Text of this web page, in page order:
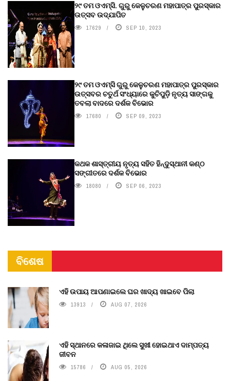
୨୯ ତମ ଓଏମ୍‌ସି. ଗୁରୁ କେଳୁଚରଣ ମହାପାତ୍ର ପୁରସ୍କାର
ଉତ୍ସବ ଉଦ୍‍ଯାପିତ
17629 SEP 10, 2023
୨୯ ତମ ଓଏମ୍‌ସି ଗୁରୁ କେଳୁଚରଣ ମହାପାତ୍ର ପୁରସ୍କାର
ଉତ୍ସବର ଚତୁର୍ଥ ସଂଧ୍ୟାରେ କୁଚିପୁଡ଼ି ନୃତ୍ୟ ସାଙ୍ଗକୁ
ତବଲା ବାଦରେ ଦର୍ଶକ ବିଭୋର
17680 SEP 09, 2023
କଥକ ଶାସ୍ତ୍ରୀୟ ନୃତ୍ୟ ସହିତ ହିନ୍ଦୁସ୍ଥାନୀ କଣ୍ଠ
ସଙ୍ଗୀତରେ ଦର୍ଶକ ବିଭୋର
18080 SEP 06, 2023
ବିଶେଷ
ଏହି ଉପାୟ ଆପଣାଇଲେ ଘର ଖାଦ୍ୟ ଖାଇବେ ପିଲା
13913 AUG 07, 2026
ଏହି ସ୍ଥାନରେ କଳାଜାଇ ଥିଲେ ସୁଖୀ ହୋଇଥାଏ ଦାମ୍ପତ୍ୟ
ଜୀବନ
15786 AUG 05, 2026